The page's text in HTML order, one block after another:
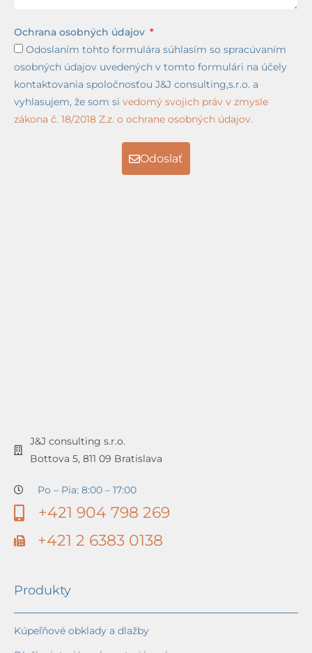
Ochrana osobných údajov
Odoslaním tohto formulára súhlasím so spracúvaním
osobných údajov uvedených v tomto formulári na účely
kontaktovania spoločnosťou J&J consulting,s.r.o. a
vyhlasujem, že som si vedomý svojich práv v zmysle
zákona č. 18/2018 Z.z. o ochrane osobných údajov.
Odoslať
J&J consulting s.r.o.
Bottova 5, 811 09 Bratislava
Po – Pia: 8:00 – 17:00
+421 904 798 269
+421 2 6383 0138
Produkty
Kúpeľňové obklady a dlažby